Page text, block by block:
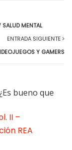
MENTAL
ENTRADA SIGUIENTE
Y GAMERS
bueno que
II –
REA